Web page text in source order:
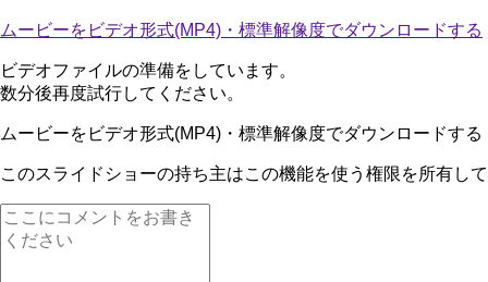
ムービーをビデオ形式(MP4)・標準解像度でダウンロードする
ビデオファイルの準備をしています。
数分後再度試行してください。
ムービーをビデオ形式(MP4)・標準解像度でダウンロードする
このスライドショーの持ち主はこの機能を使う権限を所有し